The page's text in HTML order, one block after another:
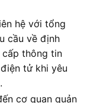
hệ với tổng
cầu về định
thông tin
tử khi yêu
cơ quan quản